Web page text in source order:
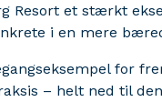
Resort et stærkt
i en mere
for
– helt ned til